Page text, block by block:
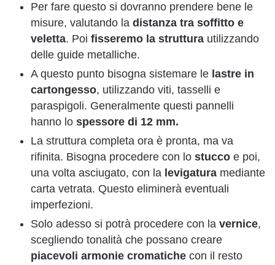
Per fare questo si dovranno prendere bene le
misure, valutando la distanza tra soffitto e
veletta. Poi fisseremo la struttura utilizzando
delle guide metalliche.
A questo punto bisogna sistemare le lastre in
cartongesso, utilizzando viti, tasselli e
paraspigoli. Generalmente questi pannelli
hanno lo spessore di 12 mm.
La struttura completa ora è pronta, ma va
rifinita. Bisogna procedere con lo stucco e poi,
una volta asciugato, con la levigatura mediante
carta vetrata. Questo eliminerà eventuali
imperfezioni.
Solo adesso si potrà procedere con la vernice,
scegliendo tonalità che possano creare
piacevoli armonie cromatiche con il resto